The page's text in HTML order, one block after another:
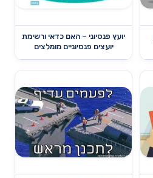
יועץ פנסיוני – האם כדאי ורשימת
יועצים פנסיוניים מומלצים